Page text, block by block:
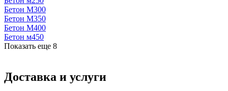
Бетон М300
Бетон М350
Бетон М400
Бетон м450
Показать еще 8
Доставка и услуги